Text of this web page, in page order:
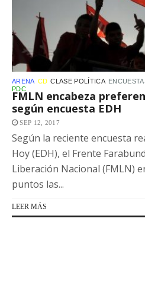
ARENA CD CLASE POLÍTICA
PDC
FMLN encabeza
según encuesta EDH
SEP 12, 2017
Según la reciente encuesta
Hoy (EDH), el Frente
Liberación Nacional (FMLN)
puntos las...
LEER MÁS